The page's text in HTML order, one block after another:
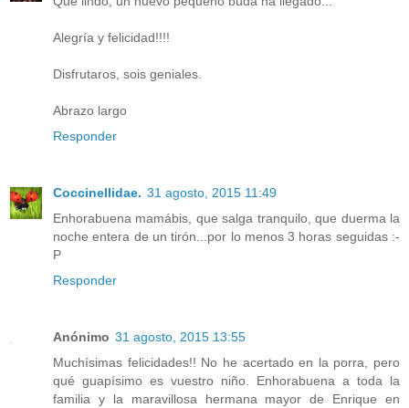
Alegría y felicidad!!!!
Disfrutaros, sois geniales.
Abrazo largo
Responder
Coccinellidae. 31 agosto, 2015 11:49
Enhorabuena mamábis, que salga tranquilo, que duerma la
noche entera de un tirón...por lo menos 3 horas seguidas :-
P
Responder
Anónimo 31 agosto, 2015 13:55
Muchísimas felicidades!! No he acertado en la porra, pero
qué guapísimo es vuestro niño. Enhorabuena a toda la
familia y la maravillosa hermana mayor de Enrique en